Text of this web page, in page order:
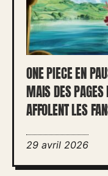
ONE PIECE EN
MAIS DES PAGES
AFFOLENT LES
29 avril 2026